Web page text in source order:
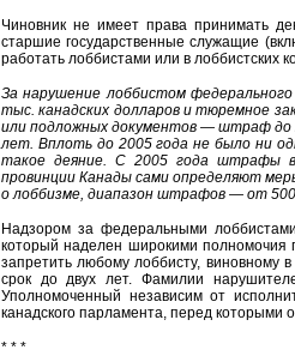
Чиновник не имеет права принимать
старшие государственные служащие
работать лоббистами или в лоббистских
За нарушение лоббистом
тыс. канадских долларов и тюремное
или подложных документов — штраф до
лет. Вплоть до 2005 года не было ни
такое деяние. С 2005 года штрафы
провинции Канады сами определяют
о лоббизме, диапазон штрафов — от 500
Надзором за федеральными
который наделен широкими полномочия
запретить любому лоббисту, виновному
срок до двух лет. Фамилии
Уполномоченный независим от
канадского парламента, перед которыми
* * *